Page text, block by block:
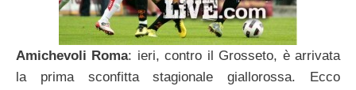
Amichevoli Roma: ieri, contro il Grosseto, è arrivata
la prima sconfitta stagionale giallorossa. Ecco